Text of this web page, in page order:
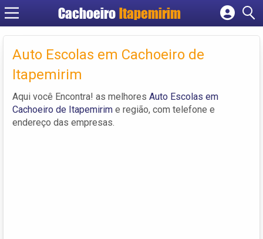
Cachoeiro Itapemirim
Cadastrar empresa
Criar conta
Auto Escolas em Cachoeiro de
Itapemirim
Aqui você Encontra! as melhores Auto Escolas em
Cachoeiro de Itapemirim e região, com telefone e
endereço das empresas.